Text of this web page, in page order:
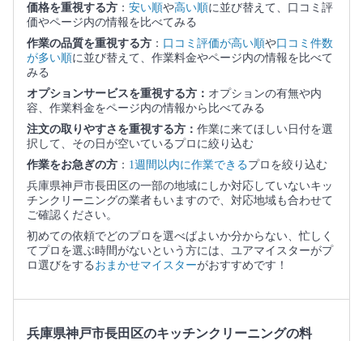
価格を重視する方 ： 安い順や高い順に並び替えて、口コミ評
価やページ内の情報を比べてみる
作業の品質を重視する方 ： 口コミ評価が高い順や口コミ件数
が多い順に並び替えて、作業料金やページ内の情報を比べて
みる
オプションサービスを重視する方： オプションの有無や内
容、作業料金をページ内の情報から比べてみる
注文の取りやすさを重視する方： 作業に来てほしい日付を選
択して、その日が空いているプロに絞り込む
作業をお急ぎの方 ： 1週間以内に作業できるプロを絞り込む
兵庫県神戸市長田区の一部の地域にしか対応していないキッ
チンクリーニングの業者もいますので、対応地域も合わせて
ご確認ください。
初めての依頼でどのプロを選べばよいか分からない、忙しく
てプロを選ぶ時間がないという方には、ユアマイスターがプ
ロ選びをする おまかせマイスターがおすすめです！
兵庫県神戸市長田区のキッチンクリーニングの料